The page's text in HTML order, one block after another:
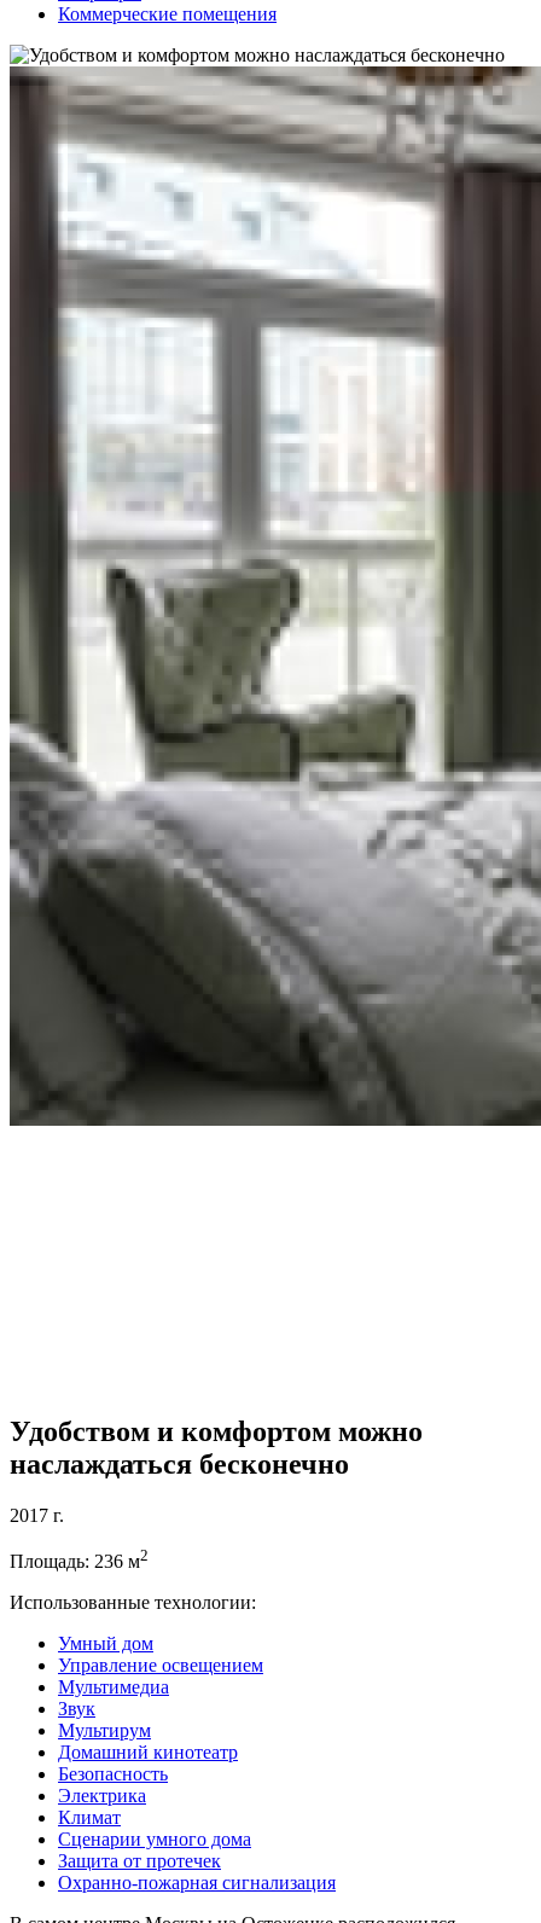
Коммерческие помещения
Удобством и комфортом можно
наслаждаться бесконечно
2017 г.
Площадь: 236 м2
Использованные технологии:
Умный дом
Управление освещением
Мультимедиа
Звук
Мультирум
Домашний кинотеатр
Безопасность
Электрика
Климат
Сценарии умного дома
Защита от протечек
Охранно-пожарная сигнализация